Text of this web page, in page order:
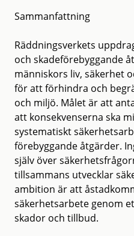
Sammanfattning
Räddningsverkets
och skadeförebyggande
människors liv, säkerhet
för att förhindra och
och miljö. Målet är att
att konsekvenserna ska
systematiskt
förebyggande åtgärder.
själv över
tillsammans utvecklar
ambition är att
säkerhetsarbete genom
skador och tillbud.